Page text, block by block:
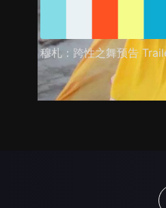
穆札：跨性之舞预告